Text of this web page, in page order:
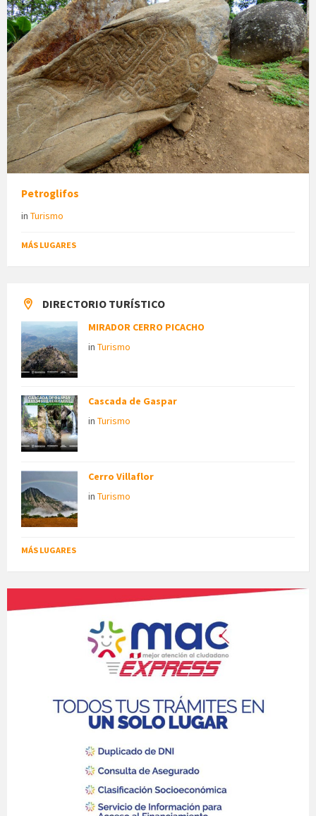
Petroglifos
in Turismo
MÁS LUGARES
DIRECTORIO TURÍSTICO
MIRADOR CERRO PICACHO
in Turismo
Cascada de Gaspar
in Turismo
Cerro Villaflor
in Turismo
MÁS LUGARES